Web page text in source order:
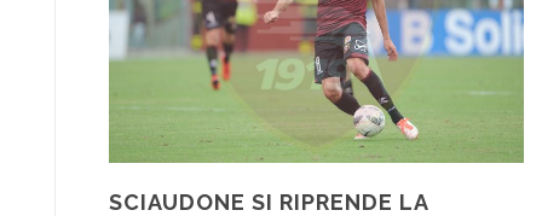
SCIAUDONE SI RIPRENDE LA